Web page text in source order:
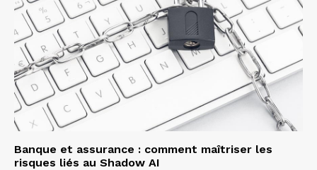
Banque et assurance : comment maîtriser les
risques liés au Shadow AI